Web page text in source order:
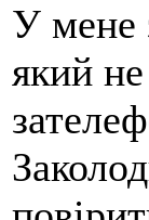
У мене
який